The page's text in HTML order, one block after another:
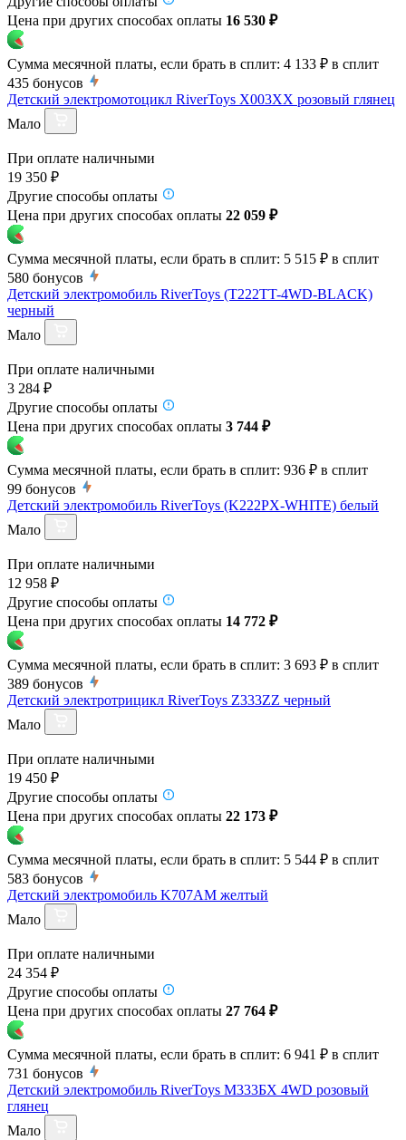
Цена при других способах оплаты 16 530 ₽
Сумма месячной платы, если брать в сплит: 4 133 ₽ в сплит
435 бонусов
Детский электромотоцикл RiverToys X003XX розовый глянец
Мало
При оплате наличными
19 350 ₽
Другие способы оплаты
Цена при других способах оплаты 22 059 ₽
Сумма месячной платы, если брать в сплит: 5 515 ₽ в сплит
580 бонусов
Детский электромобиль RiverToys (T222TT-4WD-BLACK)
черный
Мало
При оплате наличными
3 284 ₽
Другие способы оплаты
Цена при других способах оплаты 3 744 ₽
Сумма месячной платы, если брать в сплит: 936 ₽ в сплит
99 бонусов
Детский электромобиль RiverToys (K222PX-WHITE) белый
Мало
При оплате наличными
12 958 ₽
Другие способы оплаты
Цена при других способах оплаты 14 772 ₽
Сумма месячной платы, если брать в сплит: 3 693 ₽ в сплит
389 бонусов
Детский электротрицикл RiverToys Z333ZZ черный
Мало
При оплате наличными
19 450 ₽
Другие способы оплаты
Цена при других способах оплаты 22 173 ₽
Сумма месячной платы, если брать в сплит: 5 544 ₽ в сплит
583 бонусов
Детский электромобиль K707AM желтый
Мало
При оплате наличными
24 354 ₽
Другие способы оплаты
Цена при других способах оплаты 27 764 ₽
Сумма месячной платы, если брать в сплит: 6 941 ₽ в сплит
731 бонусов
Детский электромобиль RiverToys М333БХ 4WD розовый
глянец
Мало